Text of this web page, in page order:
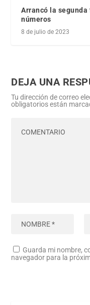
Arrancó la
números
8 de julio de 2023
DEJA UNA
Tu dirección de correo
obligatorios están
Guarda mi nombre,
navegador para la